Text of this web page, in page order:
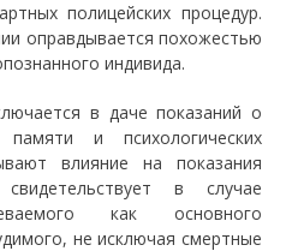
полицейских процедур.
оправдывается похожестью
индивида.
в даче показаний о
памяти и психологических
влияние на показания
в случае
как основного
не исключая смертные